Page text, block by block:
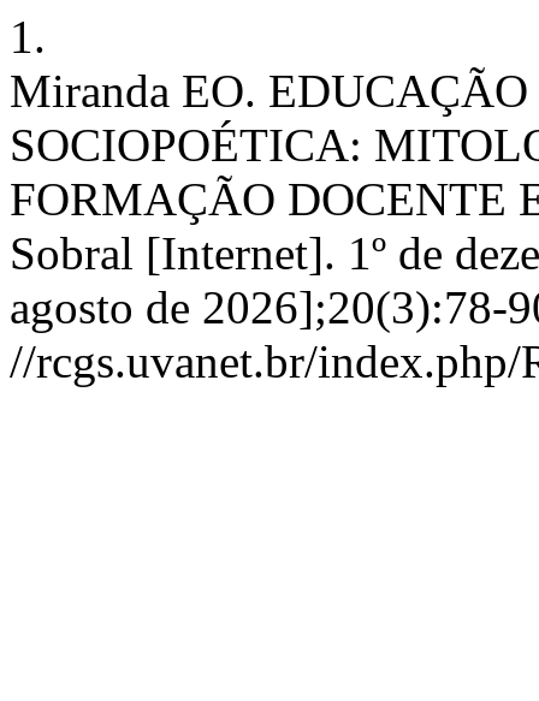
1.
Miranda EO.
SOCIOPOÉTICA:
FORMAÇÃO DOCENTE
Sobral [Internet]. 1º de
agosto de 2026];20(3):78-
//rcgs.uvanet.br/